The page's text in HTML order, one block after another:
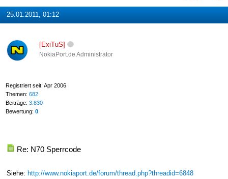
25.01.2011, 01:12
[ExiTuS]
NokiaPort.de Administrator
Registriert seit: Apr 2006
Themen: 682
Beiträge: 3.830
Bewertung: 0
Re: N70 Sperrcode
Siehe: http://www.nokiaport.de/forum/thread.php?threadid=6848